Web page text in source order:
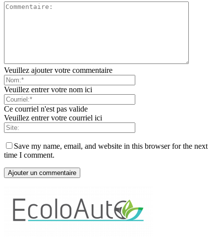
Veuillez ajouter votre commentaire
Veuillez entrer votre nom ici
Ce courriel n'est pas valide
Veuillez entrer votre courriel ici
Save my name, email, and website in this browser for the next
time I comment.